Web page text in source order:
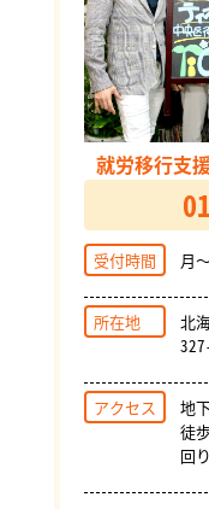
就労移行支
受付時間 月
所在地
北
アクセス
地
徒
回